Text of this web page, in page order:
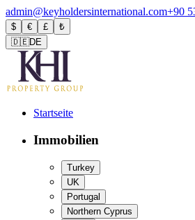
admin@keyholdersinternational.com+90
$ € £
₺
🇩🇪DE
Startseite
Immobilien
Turkey
UK
Portugal
Northern Cyprus